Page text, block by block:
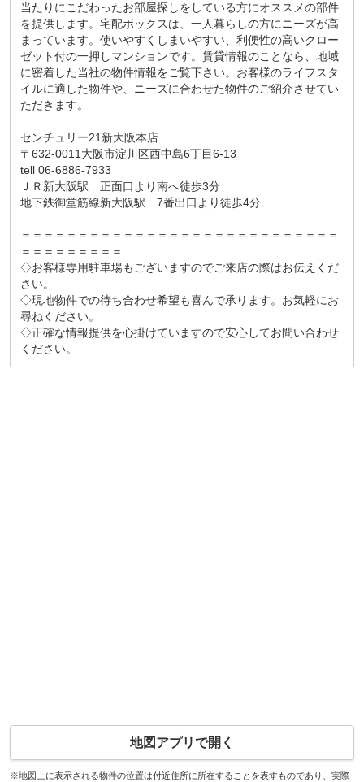
当たりにこだわったお部屋探しをしている方にオススメの部件
を提供します。宅配ボックスは、一人暮らしの方にニーズが高
まっています。使いやすくしまいやすい、利便性の高いクロー
ゼット付の一押しマンションです。賃貸情報のことなら、地域
に密着した当社の物件情報をご覧下さい。お客様のライフスタ
イルに適した物件や、ニーズに合わせた物件のご紹介させてい
ただきます。
センチュリー21新大阪本店
〒632-0011大阪市淀川区西中島6丁目6-13
tell 06-6886-7933
ＪＲ新大阪駅 正面口より南へ徒歩3分
地下鉄御堂筋線新大阪駅 7番出口より徒歩4分
＝＝＝＝＝＝＝＝＝＝＝＝＝＝＝＝＝＝＝＝＝＝＝＝＝＝＝＝
＝＝＝＝＝＝＝＝＝
◇お客様専用駐車場もございますのでご来店の際はお伝えくだ
さい。
◇現地物件での待ち合わせ希望も喜んで承ります。お気軽にお
尋ねください。
◇正確な情報提供を心掛けていますので安心してお問い合わせ
ください。
地図アプリで開く
※地図上に表示される物件の位置は付近住所に所在することを表すものであり、実際